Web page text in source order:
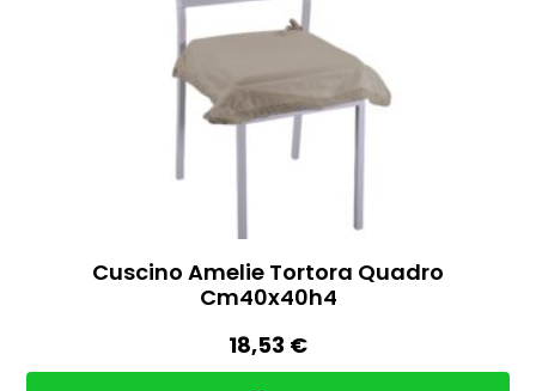
Cuscino Amelie Tortora Quadro
Cm40x40h4
18,53 €